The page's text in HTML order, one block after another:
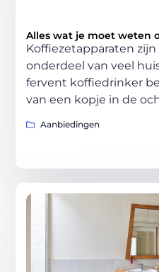
Alles wat je moet weten
Koffiezetapparaten
onderdeel van veel
fervent koffiedrinker
van een kopje in de
Aanbiedingen